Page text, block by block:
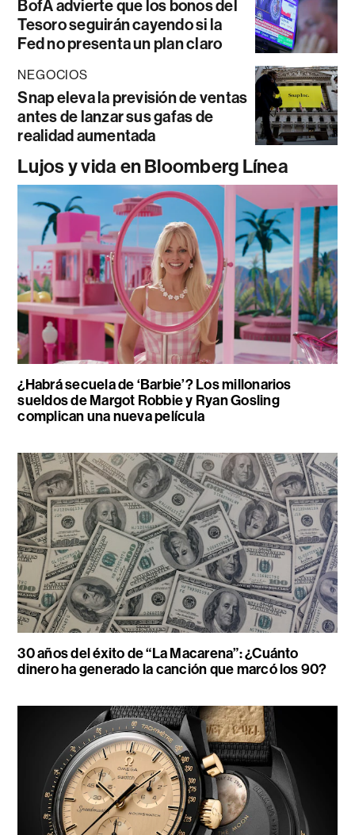
BofA advierte que los bonos del
Tesoro seguirán cayendo si la
Fed no presenta un plan claro
NEGOCIOS
Snap eleva la previsión de ventas
antes de lanzar sus gafas de
realidad aumentada
Lujos y vida en Bloomberg Línea
¿Habrá secuela de ‘Barbie’? Los millonarios
sueldos de Margot Robbie y Ryan Gosling
complican una nueva película
30 años del éxito de “La Macarena”: ¿Cuánto
dinero ha generado la canción que marcó los 90?